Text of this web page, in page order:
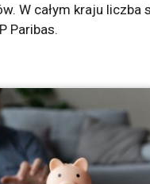
W całym kraju
Paribas.